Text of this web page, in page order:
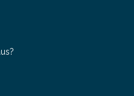
März 2025, von 14:00
Event zum